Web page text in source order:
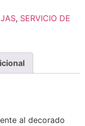
, SERVICIO DE
al decorado